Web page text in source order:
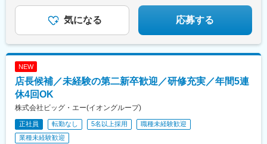
駅、飯田橋駅、向河原駅、芝公園駅、国立競技場駅、浅草橋駅、
新御徒町駅、大崎駅、馬車道駅、阪東橋駅、大師前駅
気になる 応募する
NEW
店長候補／未経験の第二新卒歓迎／研修充実／年間5連
休4回OK
株式会社ビッグ・エー(イオングループ)
正社員 転勤なし 5名以上採用
職種未経験歓迎
業種未経験歓迎